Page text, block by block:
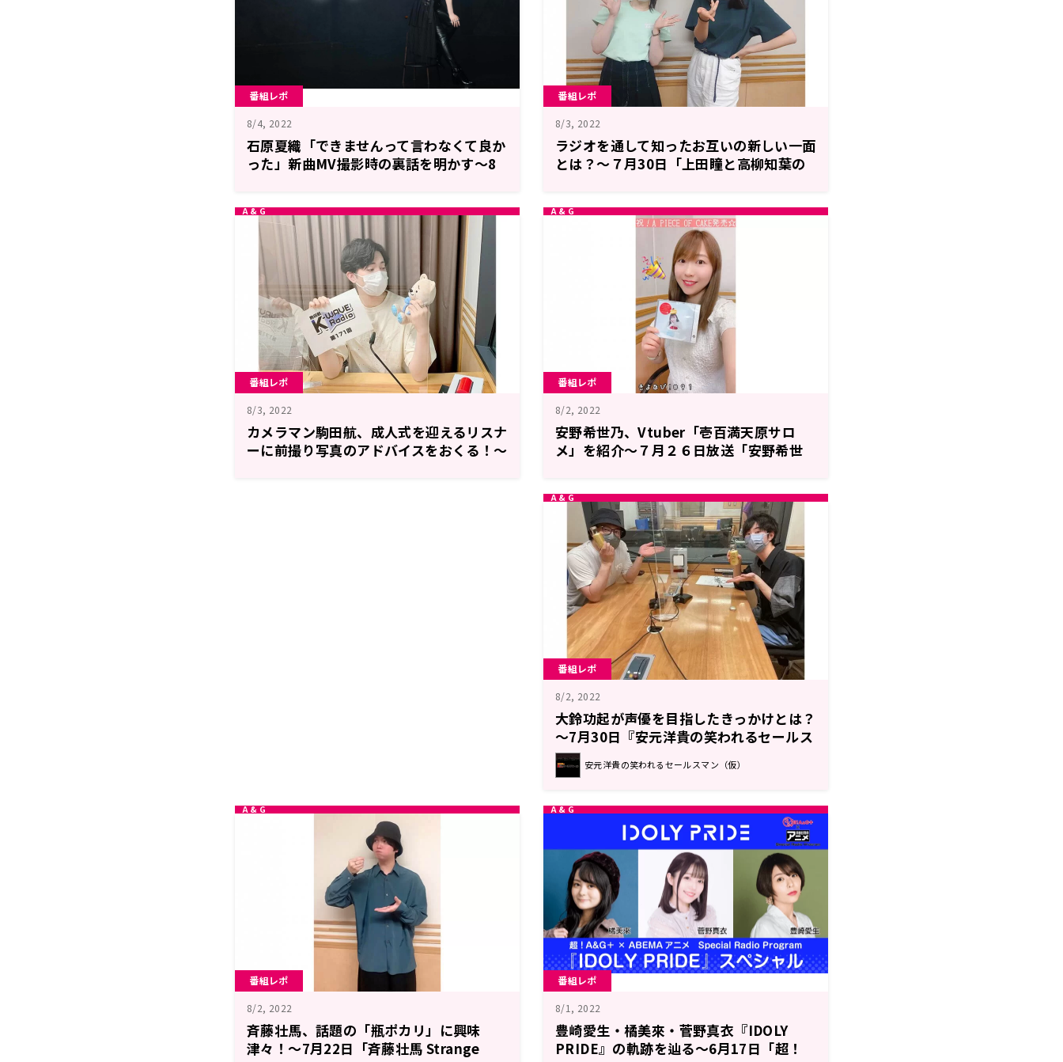
番組レポ
8/4, 2022
石原夏織「できませんって言わなくて良か
った」新曲MV撮影時の裏話を明かす～8
番組レポ
8/3, 2022
ラジオを通して知ったお互いの新しい一面
とは？～７月30日「上田瞳と高柳知葉の
番組レポ
8/3, 2022
カメラマン駒田航、成人式を迎えるリスナ
ーに前撮り写真のアドバイスをおくる！～
番組レポ
8/2, 2022
安野希世乃、Vtuber「壱百満天原サロ
メ」を紹介～７月２６日放送「安野希世
番組レポ
8/2, 2022
大鈴功起が声優を目指したきっかけとは？
～7月30日『安元洋貴の笑われるセールス
マン(仮)』
安元洋貴の笑われるセールスマン（仮）
番組レポ
8/2, 2022
斉藤壮馬、話題の「瓶ポカリ」に興味
津々！～7月22日「斉藤壮馬 Strange
番組レポ
8/1, 2022
豊崎愛生・橘美來・菅野真衣『IDOLY
PRIDE』の軌跡を辿る～6月17日「超！